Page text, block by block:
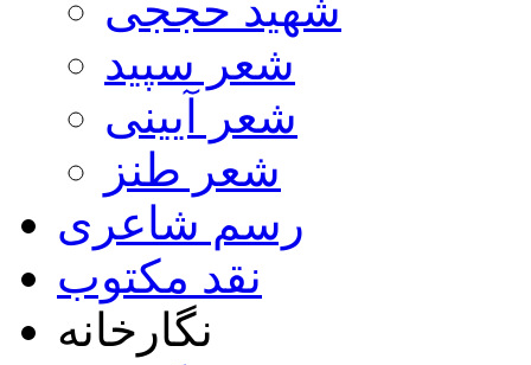
شعر سپید
شعر آیینی
شعر طنز
رسم شاعری
نقد مکتوب
نگارخانه